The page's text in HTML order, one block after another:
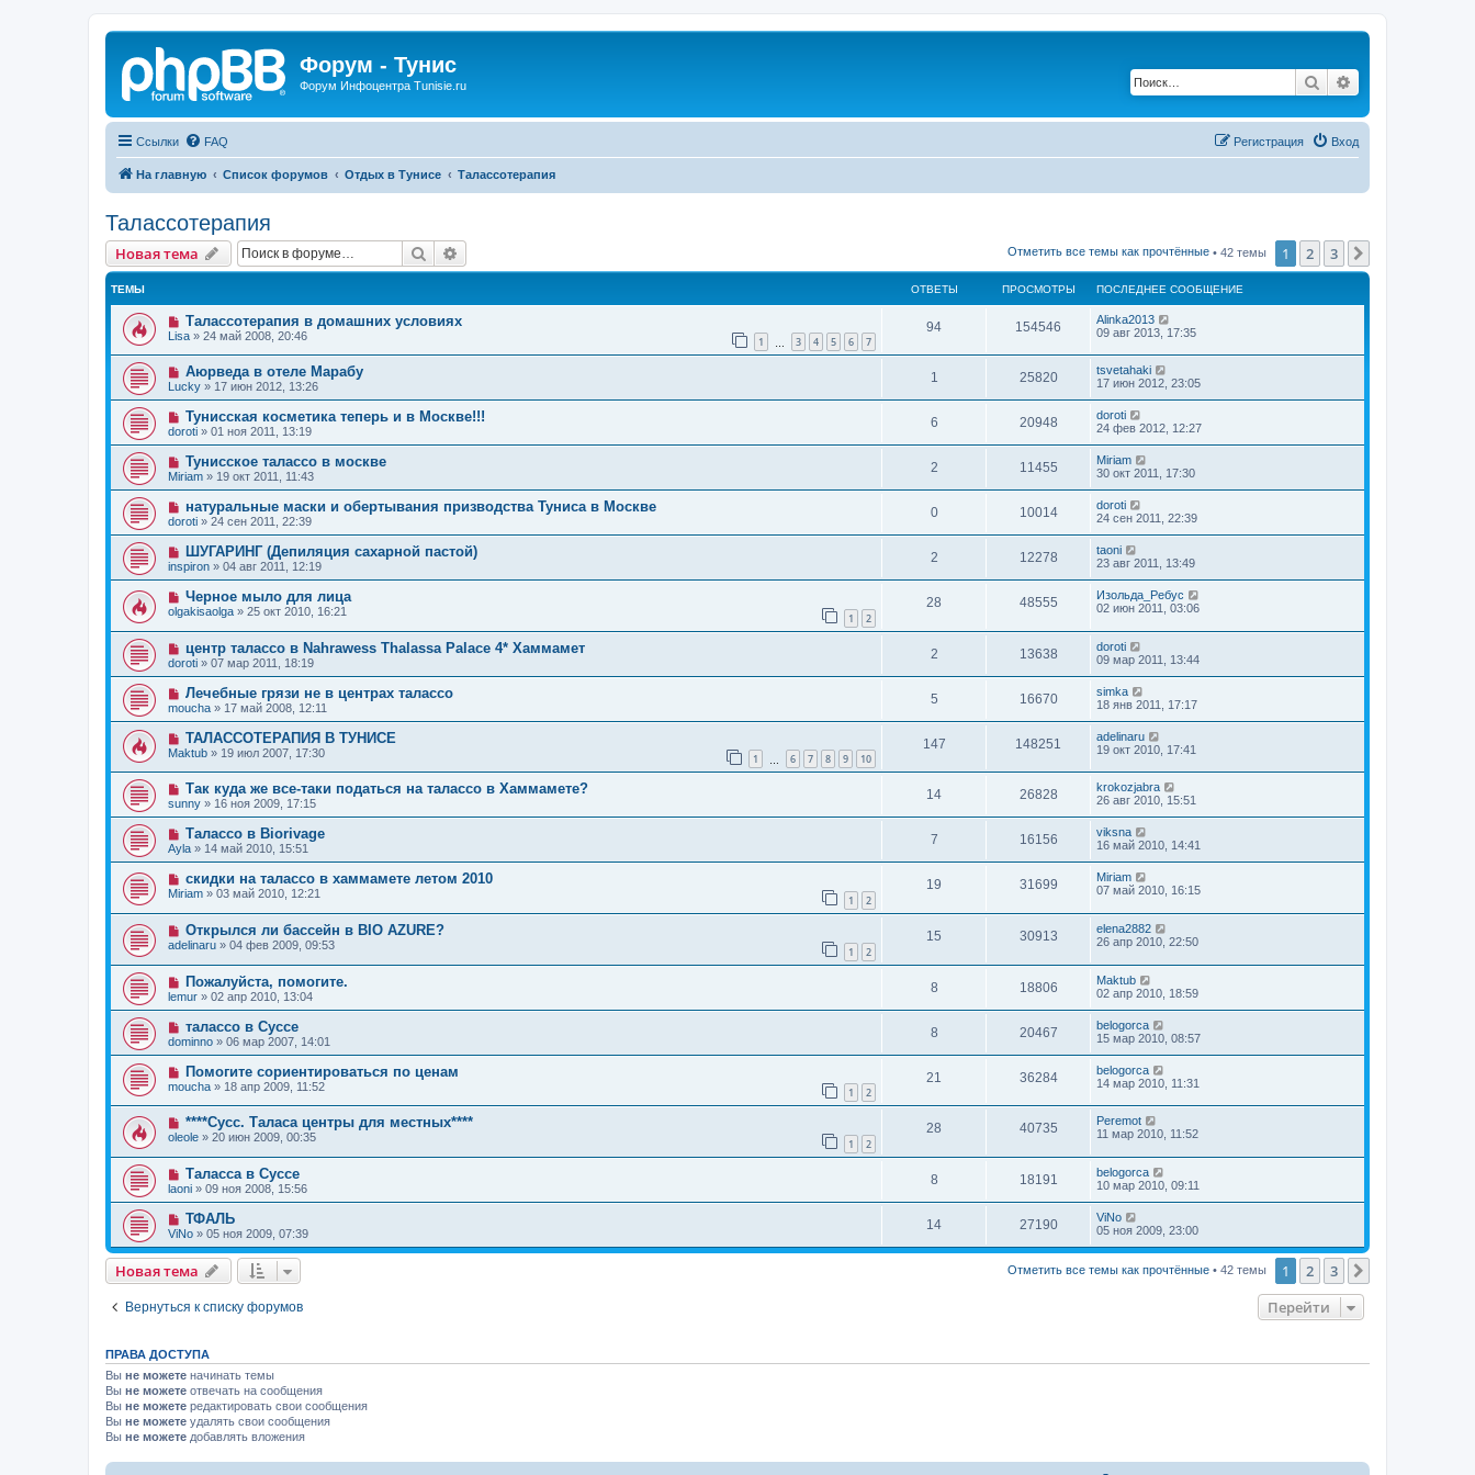
Форум - Тунис
Форум Инфоцентра Tunisie.ru Поиск
Ссылки FAQ Вход
Регистрация
На главную Список форумов Отдых в Тунисе Талассотерапия
Талассотерапия
Новая тема Поиск Отметить все темы как прочтённые • 42 темы 1 2 3
ТЕМЫ ОТВЕТЫ ПРОСМОТРЫ ПОСЛЕДНЕЕ СООБЩЕНИЕ
Талассотерапия в домашних условиях
Lisa » 24 май 2008, 20:46 1 3 4 5 6 7
94 154546
Alinka2013
09 авг 2013, 17:35
Аюрведа в отеле Марабу
Lucky » 17 июн 2012, 13:26
1 25820
tsvetahaki
17 июн 2012, 23:05
Тунисская косметика теперь и в Москве!!!
doroti » 01 ноя 2011, 13:19
6 20948
doroti
24 фев 2012, 12:27
Тунисское талассо в москве
Miriam » 19 окт 2011, 11:43
2 11455
Miriam
30 окт 2011, 17:30
натуральные маски и обертывания призводства Туниса в Москве
doroti » 24 сен 2011, 22:39
0 10014
doroti
24 сен 2011, 22:39
ШУГАРИНГ (Депиляция сахарной пастой)
inspiron » 04 авг 2011, 12:19
2 12278
taoni
23 авг 2011, 13:49
Черное мыло для лица
olgakisaolga » 25 окт 2010, 16:21 1 2
28 48555
Изольда_Ребус
02 июн 2011, 03:06
центр талассо в Nahrawess Thalassa Palace 4* Хаммамет
doroti » 07 мар 2011, 18:19
2 13638
doroti
09 мар 2011, 13:44
Лечебные грязи не в центрах талассо
moucha » 17 май 2008, 12:11
5 16670
simka
18 янв 2011, 17:17
ТАЛАССОТЕРАПИЯ В ТУНИСЕ
Maktub » 19 июл 2007, 17:30 1 6 7 8 9 10
147 148251
adelinaru
19 окт 2010, 17:41
Так куда же все-таки податься на талассо в Хаммамете?
sunny » 16 ноя 2009, 17:15
14 26828
krokozjabra
26 авг 2010, 15:51
Талассо в Biorivage
Ayla » 14 май 2010, 15:51
7 16156
viksna
16 май 2010, 14:41
скидки на талассо в хаммамете летом 2010
Miriam » 03 май 2010, 12:21 1 2
19 31699
Miriam
07 май 2010, 16:15
Открылся ли бассейн в BIO AZURE?
adelinaru » 04 фев 2009, 09:53 1 2
15 30913
elena2882
26 апр 2010, 22:50
Пожалуйста, помогите.
lemur » 02 апр 2010, 13:04
8 18806
Maktub
02 апр 2010, 18:59
талассо в Суссе
dominno » 06 мар 2007, 14:01
8 20467
belogorca
15 мар 2010, 08:57
Помогите сориентироваться по ценам
moucha » 18 апр 2009, 11:52 1 2
21 36284
belogorca
14 мар 2010, 11:31
****Сусс. Таласа центры для местных****
oleole » 20 июн 2009, 00:35 1 2
28 40735
Peremot
11 мар 2010, 11:52
Таласса в Суссе
laoni » 09 ноя 2008, 15:56
8 18191
belogorca
10 мар 2010, 09:11
ТФАЛЬ
ViNo » 05 ноя 2009, 07:39
14 27190
ViNo
05 ноя 2009, 23:00
Новая тема Отметить все темы как прочтённые • 42 темы 1 2 3
Вернуться к списку форумов Перейти
ПРАВА ДОСТУПА
Вы не можете начинать темы
Вы не можете отвечать на сообщения
Вы не можете редактировать свои сообщения
Вы не можете удалять свои сообщения
Вы не можете добавлять вложения